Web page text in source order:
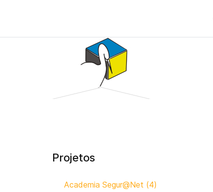
Projetos
Academia Segur@Net (4)